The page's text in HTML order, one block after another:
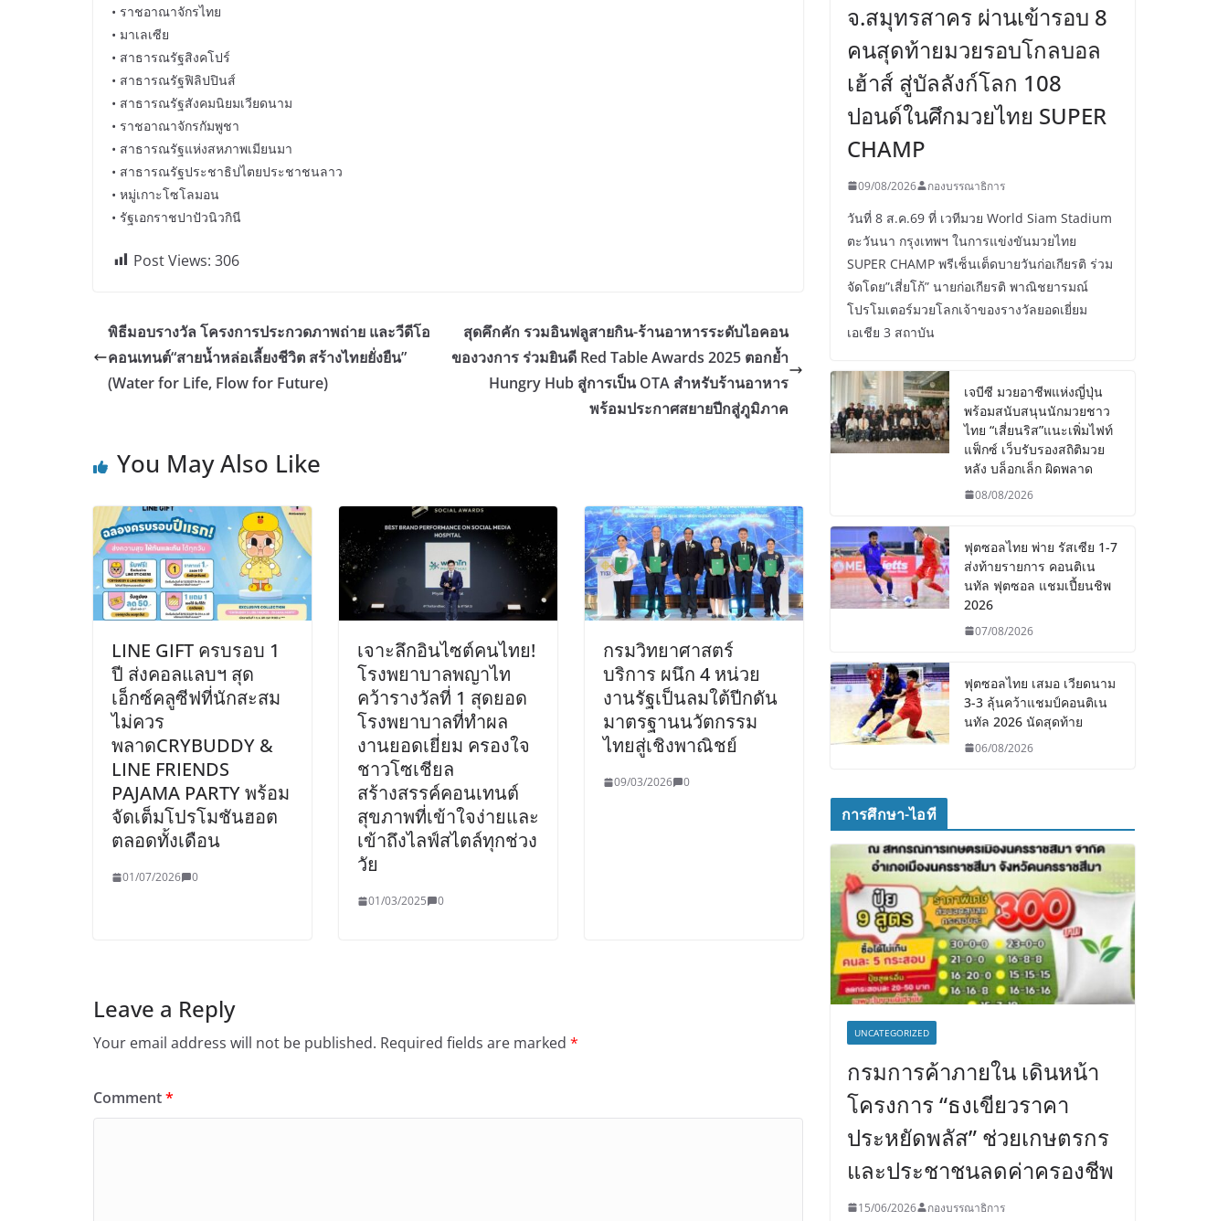
• ราชอาณาจักรไทย
• มาเลเซีย
• สาธารณรัฐสิงคโปร์
• สาธารณรัฐฟิลิปปินส์
• สาธารณรัฐสังคมนิยมเวียดนาม
• ราชอาณาจักรกัมพูชา
• สาธารณรัฐแห่งสหภาพเมียนมา
• สาธารณรัฐประชาธิปไตยประชาชนลาว
• หมู่เกาะโซโลมอน
• รัฐเอกราชปาปัวนิวกินี
Post Views: 306
พิธีมอบรางวัล โครงการประกวดภาพถ่าย และวีดีโอ
คอนเทนต์“สายน้ำหล่อเลี้ยงชีวิต สร้างไทยยั่งยืน”
(Water for Life, Flow for Future)
สุดคึกคัก รวมอินฟลูสายกิน-ร้านอาหารระดับไอคอน
ของวงการ ร่วมยินดี Red Table Awards 2025 ตอกย้ำ
Hungry Hub สู่การเป็น OTA สำหรับร้านอาหาร
พร้อมประกาศสยายปีกสู่ภูมิภาค
You May Also Like
LINE GIFT ครบรอบ 1
ปี ส่งคอลแลบฯ สุด
เอ็กซ์คลูซีฟที่นักสะสม
ไม่ควร
พลาดCRYBUDDY &
LINE FRIENDS
PAJAMA PARTY พร้อม
จัดเต็มโปรโมชันฮอต
ตลอดทั้งเดือน
01/07/2026 0
เจาะลึกอินไซต์คนไทย!
โรงพยาบาลพญาไท
คว้ารางวัลที่ 1 สุดยอด
โรงพยาบาลที่ทำผล
งานยอดเยี่ยม ครองใจ
ชาวโซเชียล
สร้างสรรค์คอนเทนต์
สุขภาพที่เข้าใจง่ายและ
เข้าถึงไลฟ์สไตล์ทุกช่วง
วัย
01/03/2025 0
กรมวิทยาศาสตร์
บริการ ผนึก 4 หน่วย
งานรัฐเป็นลมใต้ปีกดัน
มาตรฐานนวัตกรรม
ไทยสู่เชิงพาณิชย์
09/03/2026 0
Leave a Reply
Your email address will not be published. Required fields are marked *
Comment*
จ.สมุทรสาคร ผ่านเข้ารอบ 8
คนสุดท้ายมวยรอบโกลบอล
เฮ้าส์ สู่บัลลังก์โลก 108
ปอนด์ในศึกมวยไทย SUPER
CHAMP
09/08/2026 กองบรรณาธิการ
วันที่ 8 ส.ค.69 ที่ เวทีมวย World Siam Stadium
ตะวันนา กรุงเทพฯ ในการแข่งขันมวยไทย
SUPER CHAMP พรีเซ็นเต็ดบายวันก่อเกียรติ ร่วม
จัดโดย”เสี่ยโก้” นายก่อเกียรติ พาณิชยารมณ์
โปรโมเตอร์มวยโลกเจ้าของรางวัลยอดเยี่ยม
เอเชีย 3 สถาบัน
เจบีซี มวยอาชีพแห่งญี่ปุ่น
พร้อมสนับสนุนนักมวยชาว
ไทย “เสี่ยนริส”แนะเพิ่มไฟท์
แฟ็กซ์ เว็บรับรองสถิติมวย
หลัง บล็อกเล็ก ผิดพลาด
08/08/2026
ฟุตซอลไทย พ่าย รัสเซีย 1-7
ส่งท้ายรายการ คอนติเน
นทัล ฟุตซอล แชมเปี้ยนชิพ
2026
07/08/2026
ฟุตซอลไทย เสมอ เวียดนาม
3-3 ลุ้นคว้าแชมป์คอนติเน
นทัล 2026 นัดสุดท้าย
06/08/2026
การศึกษา-ไอที
UNCATEGORIZED
กรมการค้าภายใน เดินหน้า
โครงการ “ธงเขียวราคา
ประหยัดพลัส” ช่วยเกษตรกร
และประชาชนลดค่าครองชีพ
15/06/2026 กองบรรณาธิการ